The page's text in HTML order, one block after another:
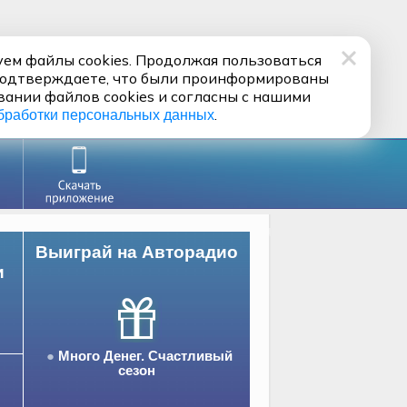
Выиграй на Авторадио
Много Денег. Счастливый
сезон
файлы cookies. Продолжая пользоваться
что были проинформированы
файлов cookies и согласны с нашими
персональных данных.